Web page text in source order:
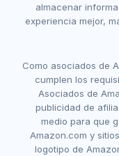
almacenar
experiencia mejor,
Como asociados de
cumplen los
Asociados de
publicidad de
medio para que
Amazon.com y
logotipo de